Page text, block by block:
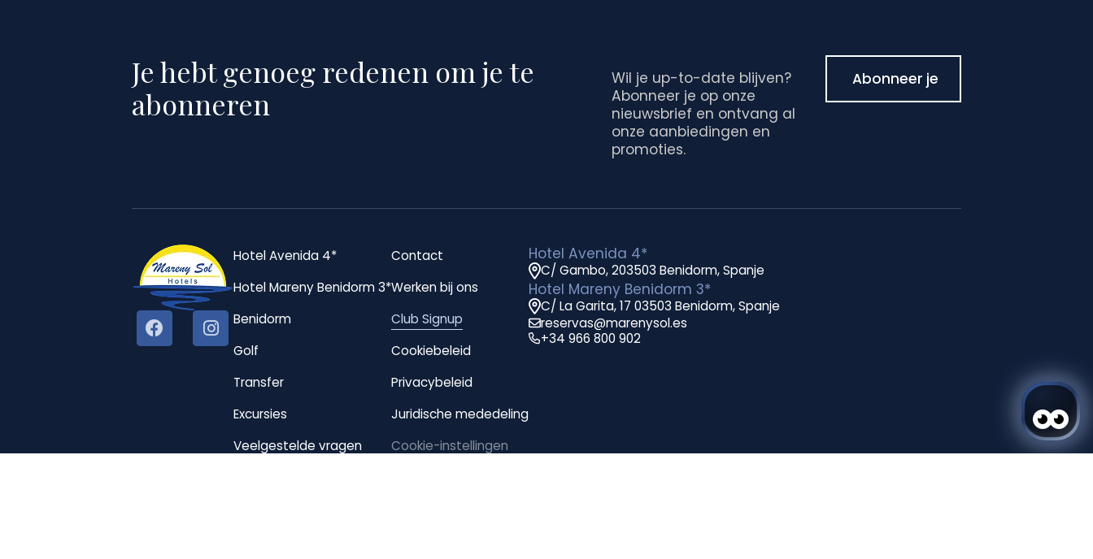
Je hebt genoeg redenen om je te
abonneren
Wil je up-to-date blijven?
Abonneer je op onze
nieuwsbrief en ontvang al
onze aanbiedingen en
promoties.
Abonneer je
Hotel Avenida 4*
Hotel Mareny Benidorm 3*
Benidorm
Golf
Transfer
Excursies
Veelgestelde vragen
Contact
Werken bij ons
Club Signup
Cookiebeleid
Privacybeleid
Juridische mededeling
Cookie-instellingen
Hotel Avenida 4*
C/ Gambo, 203503 Benidorm, Spanje
Hotel Mareny Benidorm 3*
C/ La Garita, 17 03503 Benidorm, Spanje
reservas@marenysol.es
+34 966 800 902